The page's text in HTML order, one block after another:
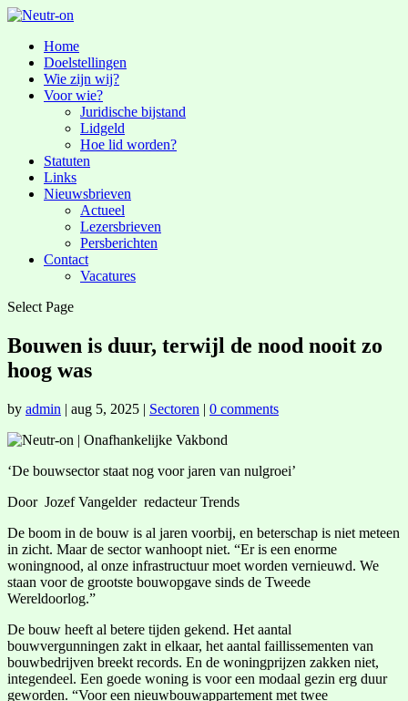
Home
Doelstellingen
Wie zijn wij?
Voor wie?
Juridische bijstand
Lidgeld
Hoe lid worden?
Statuten
Links
Nieuwsbrieven
Actueel
Lezersbrieven
Persberichten
Contact
Vacatures
Select Page
Bouwen is duur, terwijl de nood nooit zo
hoog was
by admin | aug 5, 2025 | Sectoren | 0 comments
‘De bouwsector staat nog voor jaren van nulgroei’
Door Jozef Vangelder redacteur Trends
De boom in de bouw is al jaren voorbij, en beterschap is niet meteen
in zicht. Maar de sector wanhoopt niet. “Er is een enorme
woningnood, al onze infrastructuur moet worden vernieuwd. We
staan voor de grootste bouwopgave sinds de Tweede
Wereldoorlog.”
De bouw heeft al betere tijden gekend. Het aantal
bouwvergunningen zakt in elkaar, het aantal faillissementen van
bouwbedrijven breekt records. En de woningprijzen zakken niet,
integendeel. Een goede woning is voor een modaal gezin erg duur
geworden. “Voor een nieuwbouwappartement met twee